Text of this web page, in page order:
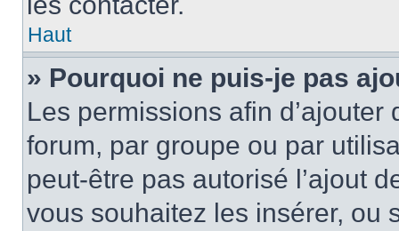
Haut
» Pourquoi ne puis-je pas
Les permissions afin
forum, par groupe ou par
peut-être pas autorisé l’ajout
vous souhaitez les insérer, ou